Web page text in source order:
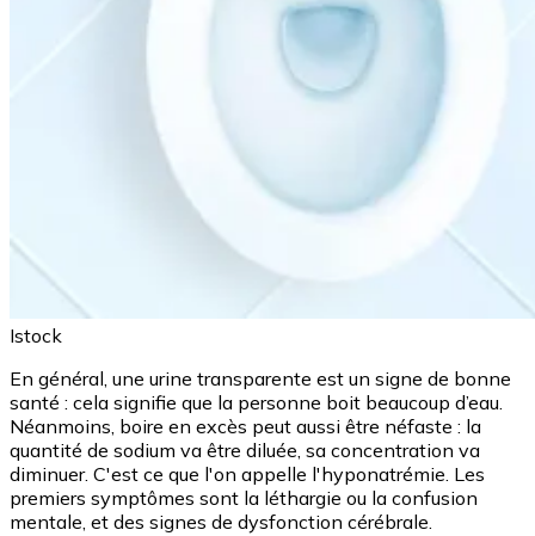
Istock
En général, une urine transparente est un signe de bonne
santé : cela signifie que la personne boit beaucoup d’eau.
Néanmoins, boire en excès peut aussi être néfaste : la
quantité de sodium va être diluée, sa concentration va
diminuer. C'est ce que l'on appelle l'hyponatrémie. Les
premiers symptômes sont la léthargie ou la confusion
mentale, et des signes de dysfonction cérébrale.